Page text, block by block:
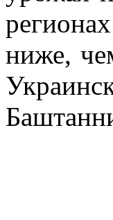
ниже,